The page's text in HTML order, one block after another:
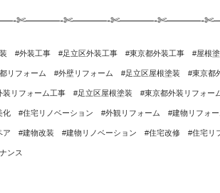
✄———-✄———-✄———-✄———-
#外装工事 #足立区外装工事 #東京都外装工事 #屋根
リフォーム #外壁リフォーム #足立区屋根塗装 #東京都
リフォーム工事 #足立区屋根塗装 #東京都外装リフォ
#住宅リノベーション #外観リフォーム #建物リフォ
ア #建物改装 #建物リノベーション #住宅改修 #住宅リ
ンス